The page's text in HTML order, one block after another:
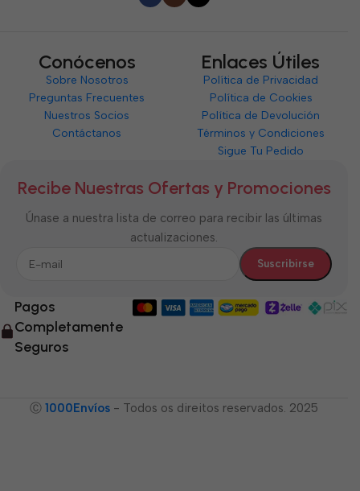
Conócenos
Sobre Nosotros
Preguntas Frecuentes
Nuestros Socios
Contáctanos
Enlaces Útiles
Política de Privacidad
Política de Cookies
Política de Devolución
Términos y Condiciones
Sigue Tu Pedido
Recibe Nuestras Ofertas y Promociones
Únase a nuestra lista de correo para recibir las últimas
actualizaciones.
Pagos
Completamente
Seguros
Ⓒ 1000Envíos - Todos os direitos reservados. 2025